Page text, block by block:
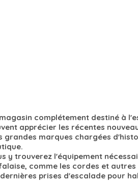
complétement destiné à
apprécier les récentes
grandes marques chargées
y trouverez l'équipement
comme les cordes et
prises d'escalade pour